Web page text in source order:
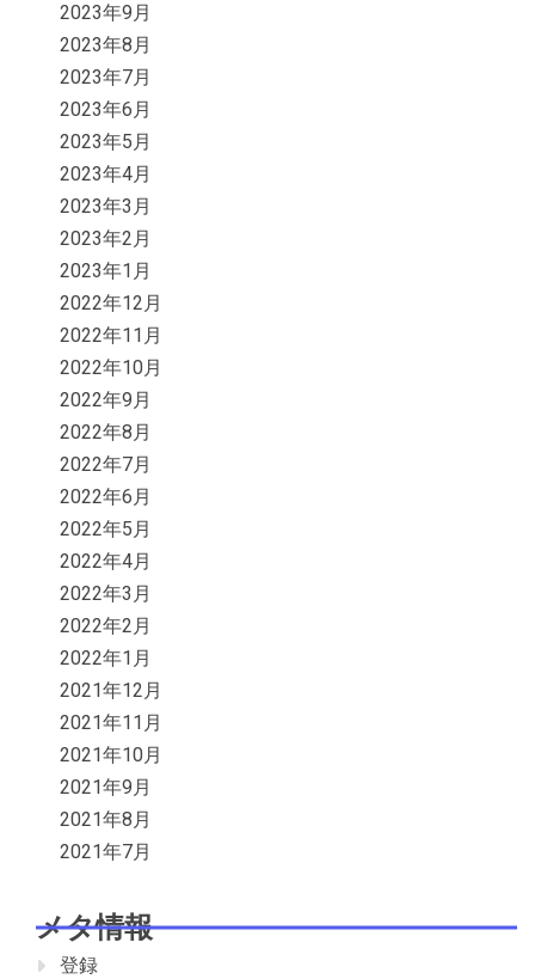
2023年9月
2023年8月
2023年7月
2023年6月
2023年5月
2023年4月
2023年3月
2023年2月
2023年1月
2022年12月
2022年11月
2022年10月
2022年9月
2022年8月
2022年7月
2022年6月
2022年5月
2022年4月
2022年3月
2022年2月
2022年1月
2021年12月
2021年11月
2021年10月
2021年9月
2021年8月
2021年7月
メタ情報
登録